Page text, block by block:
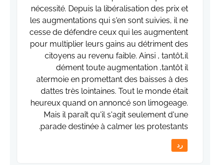
nécessité. Depuis la libéralisation des prix et
les augmentations qui s'en sont suivies, il ne
cesse de défendre ceux qui les augmentent
pour multiplier leurs gains au détriment des
citoyens au revenu faible. Ainsi , tantôt,il
dément toute augmentation ,tantôt il
atermoie en promettant des baisses à des
dattes très lointaines. Tout le monde était
heureux quand on annoncé son limogeage.
Mais il paraît qu'il s'agit seulement d'une
parade destinée à calmer les protestants.
رد